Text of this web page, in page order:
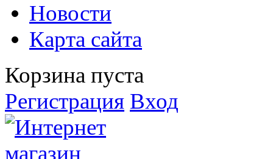
Новости
Карта сайта
Корзина пуста
Регистрация Вход